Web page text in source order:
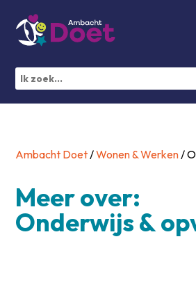
Ambacht Doet/Wonen & Werken/
Meer over:
Onderwijs &